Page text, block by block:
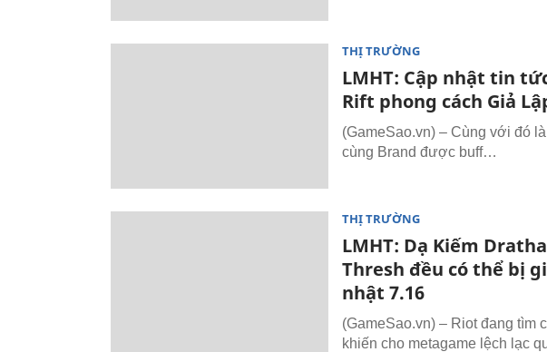
THỊ TRƯỜNG
LMHT: Cập nhật tin
Rift phong cách Giả
(GameSao.vn) – Cùng với đó
cùng Brand được buff…
THỊ TRƯỜNG
LMHT: Dạ Kiếm
Thresh đều có thể bị
nhật 7.16
(GameSao.vn) – Riot đang tìm
khiến cho metagame lệch lạc